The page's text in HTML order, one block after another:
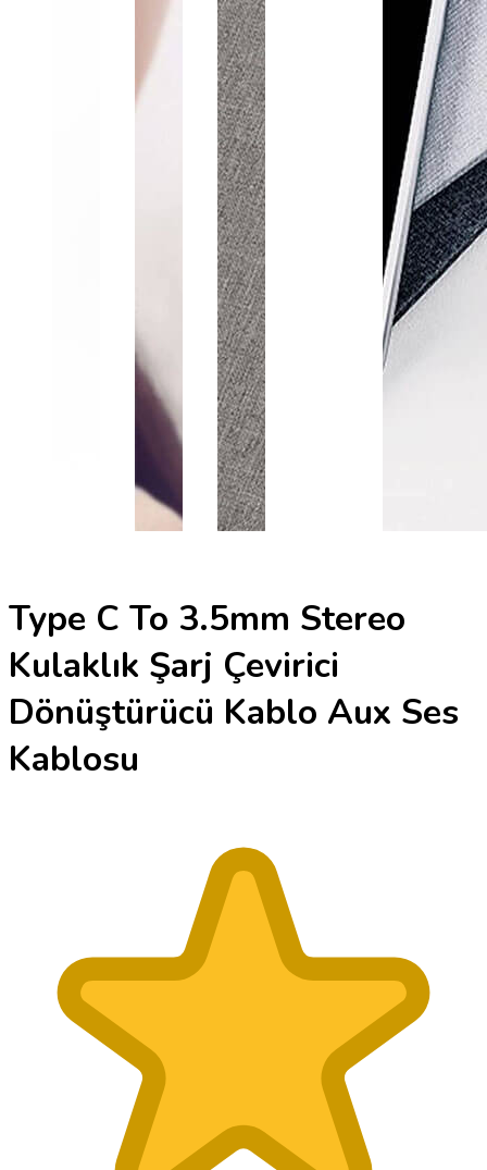
Type C To 3.5mm Stereo
Kulaklık Şarj Çevirici
Dönüştürücü Kablo Aux Ses
Kablosu